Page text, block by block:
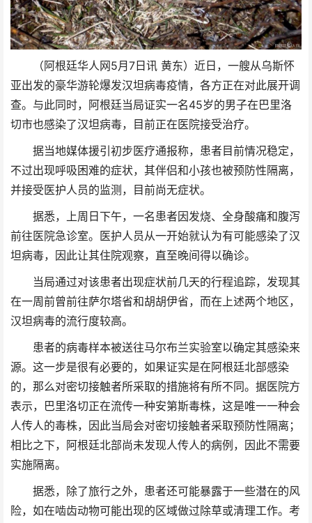
（阿根廷华人网5月7日讯 黄东）近日，一艘从乌斯怀
亚出发的豪华游轮爆发汉坦病毒疫情，各方正在对此展开调
查。与此同时，阿根廷当局证实一名45岁的男子在巴里洛
切市也感染了汉坦病毒，目前正在医院接受治疗。
据当地媒体援引初步医疗通报称，患者目前情况稳定，
不过出现呼吸困难的症状，其伴侣和小孩也被预防性隔离，
并接受医护人员的监测，目前尚无症状。
据悉，上周日下午，一名患者因发烧、全身酸痛和腹泻
前往医院急诊室。医护人员从一开始就认为有可能感染了汉
坦病毒，因此让其住院观察，直至晚间得以确诊。
当局通过对该患者出现症状前几天的行程追踪，发现其
在一周前曾前往萨尔塔省和胡胡伊省，而在上述两个地区，
汉坦病毒的流行度较高。
患者的病毒样本被送往马尔布兰实验室以确定其感染来
源。这一步是很有必要的，如果证实是在阿根廷北部感染
的，那么对密切接触者所采取的措施将有所不同。据医院方
表示，巴里洛切正在流传一种安第斯毒株，这是唯一一种会
人传人的毒株，因此当局会对密切接触者采取预防性隔离；
相比之下，阿根廷北部尚未发现人传人的病例，因此不需要
实施隔离。
据悉，除了旅行之外，患者还可能暴露于一些潜在的风
险，如在啮齿动物可能出现的区域做过除草或清理工作。考